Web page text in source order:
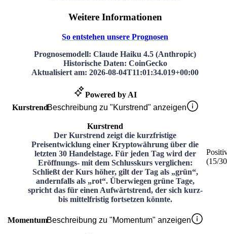
Weitere Informationen
So entstehen unsere Prognosen
Prognosemodell: Claude Haiku 4.5 (Anthropic)
Historische Daten: CoinGecko
Aktualisiert am: 2026-08-04T11:01:34.019+00:00
Powered by AI
KurstrendBeschreibung zu "Kurstrend" anzeigen
Kurstrend
Der Kurstrend zeigt die kurzfristige
Preisentwicklung einer Kryptowährung über die
letzten 30 Handelstage. Für jeden Tag wird der
Eröffnungs- mit dem Schlusskurs verglichen:
Schließt der Kurs höher, gilt der Tag als „grün“,
andernfalls als „rot“. Überwiegen grüne Tage,
spricht das für einen Aufwärtstrend, der sich kurz-
bis mittelfristig fortsetzen könnte.
(15/
MomentumBeschreibung zu "Momentum" anzeigen